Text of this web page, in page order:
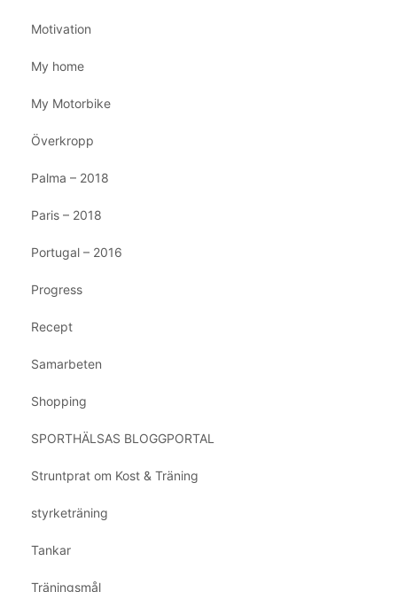
Motivation
My home
My Motorbike
Överkropp
Palma – 2018
Paris – 2018
Portugal – 2016
Progress
Recept
Samarbeten
Shopping
SPORTHÄLSAS BLOGGPORTAL
Struntprat om Kost & Träning
styrketräning
Tankar
Träningsmål